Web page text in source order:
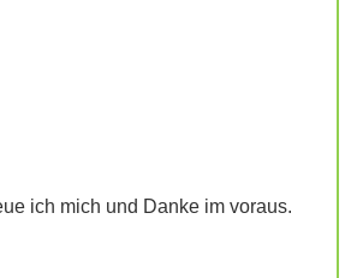
ich mich und Danke im voraus.